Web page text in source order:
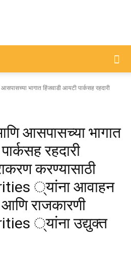
DIVYAJYOTI
SAMACHAR
भागात हिंजवाडी आयटी पार्कसह रहदारी
आसपासच्या भागात
रहदारी
करण्यासाठी
्यांना आवाहन
आणि राजकारणी
्यांना उद्युक्त